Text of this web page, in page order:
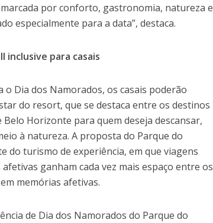
por conforto, gastronomia, natureza e
especialmente para a data”, destaca.
inclusive para casais
Dia dos Namorados, os casais poderão
do resort, que se destaca entre os destinos
Horizonte para quem deseja descansar,
à natureza. A proposta do Parque do
do turismo de experiência, em que viagens
ganham cada vez mais espaço entre os
memórias afetivas.
de Dia dos Namorados do Parque do